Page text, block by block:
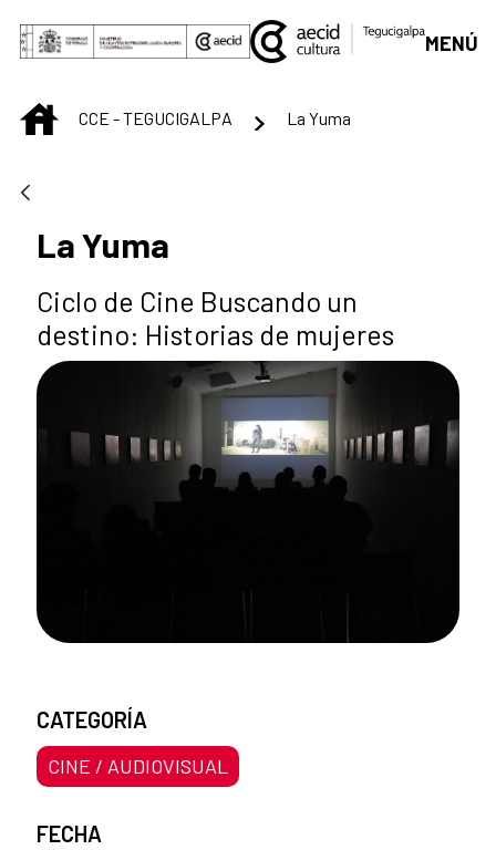
Skip to Main Content
MENÚ
INICIOCCE - TEGUCIGALPA La Yuma
La Yuma
Ciclo de Cine Buscando un
destino: Historias de mujeres
CATEGORÍA
CINE / AUDIOVISUAL
FECHA